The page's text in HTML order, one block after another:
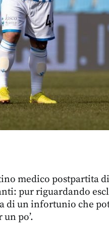
medico postpartita di
pur riguardando
di un infortunio che
po’.